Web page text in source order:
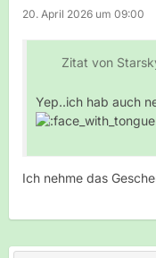
20. April 2026 um 09:00
Zitat von
Yep..ich hab auch
Ich nehme das